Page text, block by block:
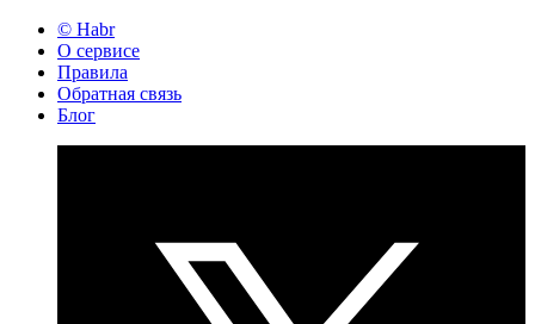
© Habr
О сервисе
Правила
Обратная связь
Блог